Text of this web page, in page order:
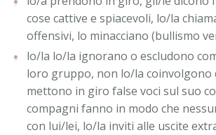
cose cattive e spiacevoli, lo/la
offensivi, lo minacciano (bullismo
lo/la lo/la ignorano o escludono
loro gruppo, non lo/la coinvolgono
mettono in giro false voci sul suo
compagni fanno in modo che
con lui/lei, lo/la inviti alle uscite